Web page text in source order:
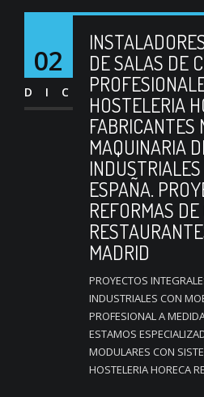
02
DIC
DE SALAS DE
HOSTELERIA
FABRICANTES
MAQUINARIA
ESPAÑA.
REFORMAS
MADRID
PROYECTOS
INDUSTRIALES CON
PROFESIONAL A
ESTAMOS
MODULARES CON
HOSTELERIA HORECA